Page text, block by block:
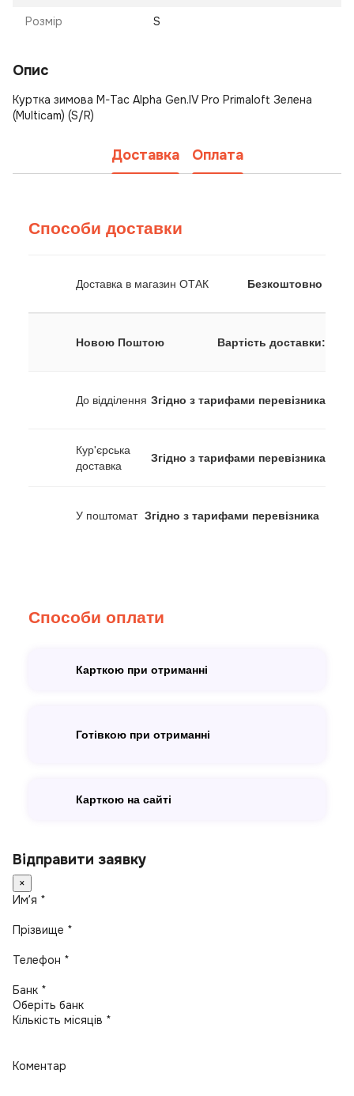
Розмір S
Опис
Куртка зимова M-Tac Alpha Gen.IV Pro Primaloft Зелена
(Multicam) (S/R)
Доставка Оплата
Способи доставки
Доставка в магазин ОТАК Безкоштовно
Новою Поштою Вартість доставки:
До відділення Згідно з тарифами перевізника
Кур'єрська
доставка
Згідно з тарифами перевізника
У поштомат Згідно з тарифами перевізника
Способи оплати
Карткою при отриманні
Готівкою при отриманні
Карткою на сайті
Відправити заявку
×
Имʼя *
Прізвище *
Телефон *
Банк *
Кількість місяців *
Коментар